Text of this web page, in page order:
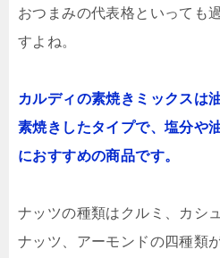
おつまみの代表格といっても
すよね。
カルディの素焼きミックスは
素焼きしたタイプで、塩分や
におすすめの商品です。
ナッツの種類はクルミ、カシ
ナッツ、アーモンドの四種類